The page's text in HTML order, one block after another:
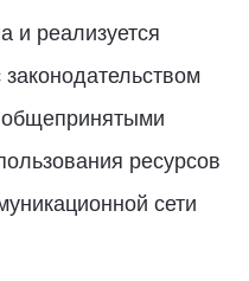
и реализуется
ресурсов
сети